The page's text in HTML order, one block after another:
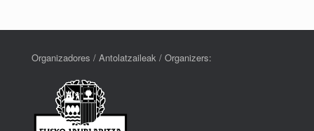
Organizadores / Antolatzaileak / Organizers: